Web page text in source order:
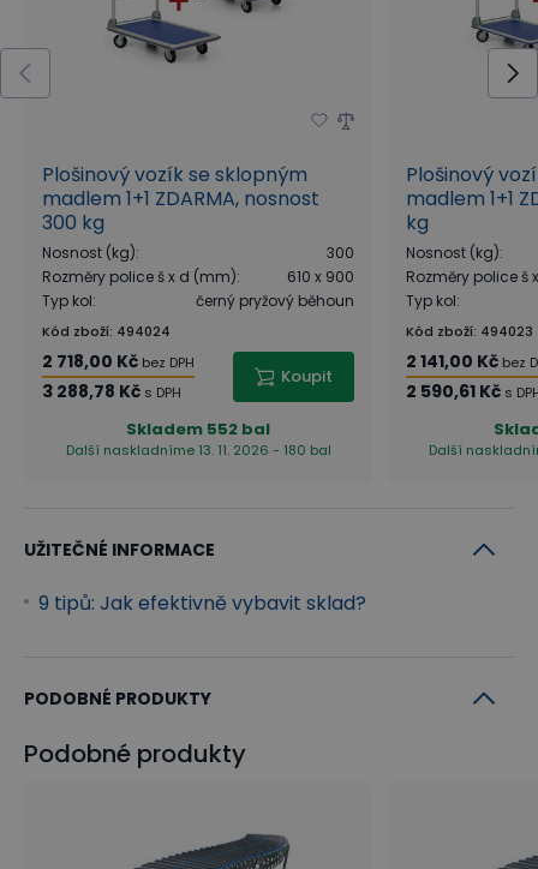
Plošinový vozík se sklopným
madlem 1+1 ZDARMA, nosnost
300 kg
Nosnost (kg):
300
Rozměry police š x d (mm):
610 x 900
Typ kol: černý pryžový běhoun
Kód zboží: 494024
2 718,00 Kč bez DPH
3 288,78 Kč s DPH
Koupit
Skladem 552 bal
Další naskladníme 13. 11. 2026 - 180 bal
Plošinový
madlem 1+1
kg
Nosnost (kg):
Rozměry police š
Typ kol:
Kód zboží: 494023
2 141,00 Kč bez
2 590,61 Kč s
Další
UŽITEČNÉ INFORMACE
9 tipů: Jak efektivně vybavit sklad?
PODOBNÉ PRODUKTY
Podobné produkty